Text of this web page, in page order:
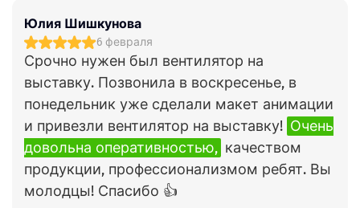
Юлия Шишкунова
6 февраля
Срочно нужен был вентилятор на
выставку. Позвонила в воскресенье, в
понедельник уже сделали макет анимации
и привезли вентилятор на выставку! Очень
довольна оперативностью, качеством
продукции, профессионализмом ребят. Вы
молодцы! Спасибо 👍